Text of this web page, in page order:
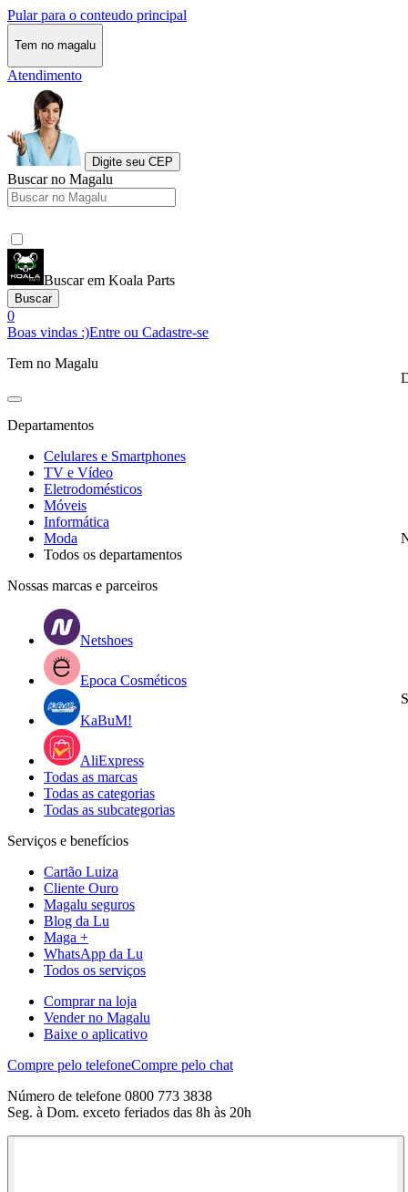
Pular para o conteudo principal
Tem no magalu
Atendimento
Digite seu CEP
Buscar no Magalu
Buscar em Koala Parts
Buscar
0
Boas vindas :)Entre ou Cadastre-se
Tem no Magalu
Departamentos
Celulares e Smartphones
TV e Vídeo
Eletrodomésticos
Móveis
Informática
Moda
Todos os departamentos
Nossas marcas e parceiros
Netshoes
Epoca Cosméticos
KaBuM!
AliExpress
Todas as marcas
Todas as categorias
Todas as subcategorias
Serviços e benefícios
Cartão Luiza
Cliente Ouro
Magalu seguros
Blog da Lu
Maga +
WhatsApp da Lu
Todos os serviços
Comprar na loja
Vender no Magalu
Baixe o aplicativo
Compre pelo telefoneCompre pelo chat
Número de telefone 0800 773 3838
Seg. à Dom. exceto feriados das 8h às 20h